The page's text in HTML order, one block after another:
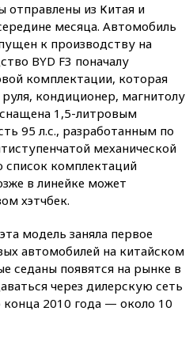
из Китая и
месяца. Автомобиль
к производству на
BYD F3 поначалу
комплектации, которая
кондиционер, магнитолу
1,5-литровым
95 л.с., разработанным по
механической
список комплектаций
в линейке может
хэтчбек.
модель заняла первое
автомобилей на китайском
седаны появятся на рынке в
через дилерскую сеть
конца 2010 года — около 10